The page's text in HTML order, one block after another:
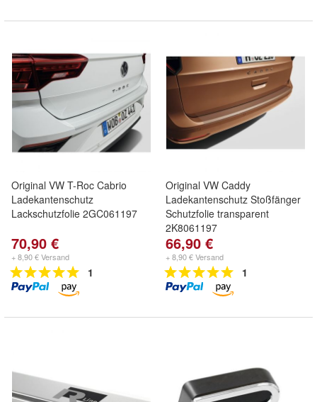
Original VW T-Roc Cabrio
Ladekantenschutz
Lackschutzfolie 2GC061197
70,90 €
+ 8,90 € Versand
1
Original VW Caddy
Ladekantenschutz Stoßfänger
Schutzfolie transparent
2K8061197
66,90 €
+ 8,90 € Versand
1